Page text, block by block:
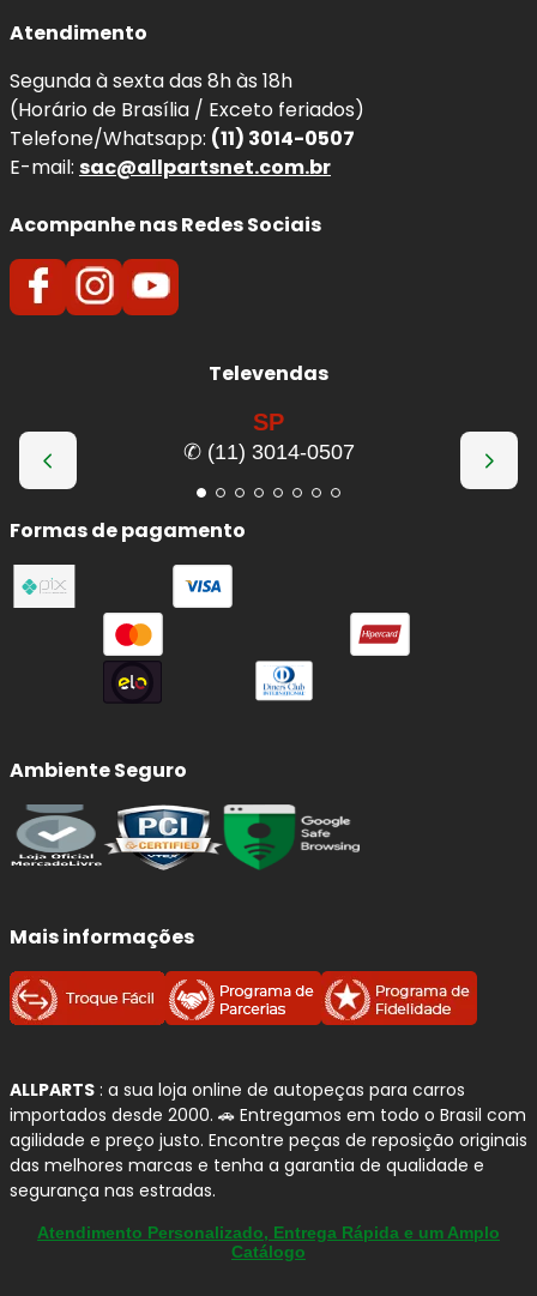
Atendimento
Segunda à sexta das 8h às 18h
(Horário de Brasília / Exceto feriados)
Telefone/Whatsapp: (11) 3014-0507
E-mail: sac@allpartsnet.com.br
Acompanhe nas Redes Sociais
Televendas
SP
✆ (11) 3014-0507
Formas de pagamento
Ambiente Seguro
Mais informações
ALLPARTS : a sua loja online de autopeças para carros
importados desde 2000. 🚗 Entregamos em todo o Brasil com
agilidade e preço justo. Encontre peças de reposição originais
das melhores marcas e tenha a garantia de qualidade e
segurança nas estradas.
Atendimento Personalizado, Entrega Rápida e um Amplo
Catálogo